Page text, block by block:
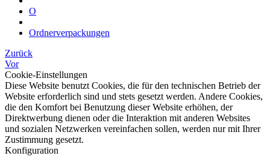
O
Ordnerverpackungen
Zurück
Vor
Cookie-Einstellungen
Diese Website benutzt Cookies, die für den technischen Betrieb der
Website erforderlich sind und stets gesetzt werden. Andere Cookies,
die den Komfort bei Benutzung dieser Website erhöhen, der
Direktwerbung dienen oder die Interaktion mit anderen Websites
und sozialen Netzwerken vereinfachen sollen, werden nur mit Ihrer
Zustimmung gesetzt.
Konfiguration